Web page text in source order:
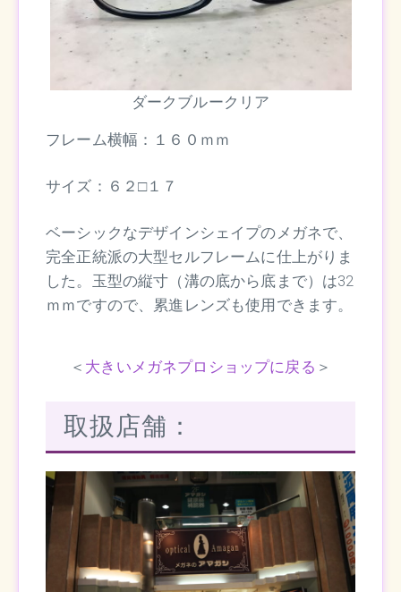
ダークブルークリア
フレーム横幅：１６０ｍｍ
サイズ：６２□１７
ベーシックなデザインシェイプのメガネで、
完全正統派の大型セルフレームに仕上がりま
した。玉型の縦寸（溝の底から底まで）は32
ｍｍですので、累進レンズも使用できます。
＜ 大きいメガネプロショップに戻る ＞
取扱店舗：